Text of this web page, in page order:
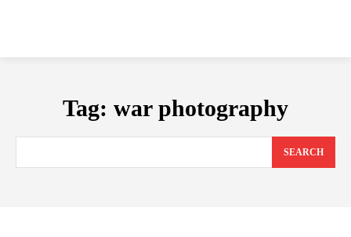
Tag: war photography
SEARCH